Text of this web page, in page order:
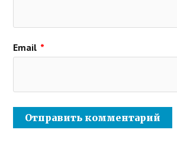
Email *